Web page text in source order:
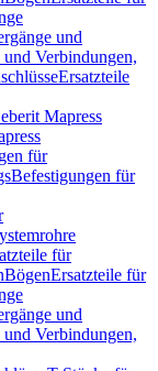
und
Verbindungen,
Ersatzteile
Mapress
für
Befestigungen für
für
BögenErsatzteile für
und
Verbindungen,